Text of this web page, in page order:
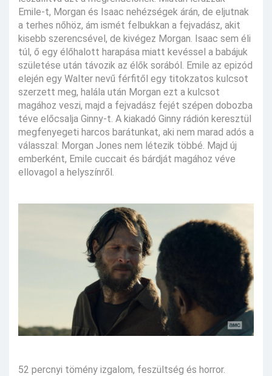
Emile-t, Morgan és Isaac nehézségek árán, de eljutnak
a terhes nőhöz, ám ismét felbukkan a fejvadász, akit
kisebb szerencsével, de kivégez Morgan. Isaac sem éli
túl, ő egy élőhalott harapása miatt kevéssel a babájuk
születése után távozik az élők sorából. Emile az epizód
elején egy Walter nevű férfitől egy titokzatos kulcsot
szerzett meg, halála után Morgan ezt a kulcsot
magához veszi, majd a fejvadász fejét szépen dobozba
téve előcsalja Ginny-t. A kiakadó Ginny rádión keresztül
megfenyegeti harcos barátunkat, aki nem marad adós a
válasszal: Morgan Jones nem létezik többé. Majd új
emberként, Emile cuccait és bárdját magához véve
ellovagol a helyszínről.
52 percnyi tömény izgalom, feszültség és horror.